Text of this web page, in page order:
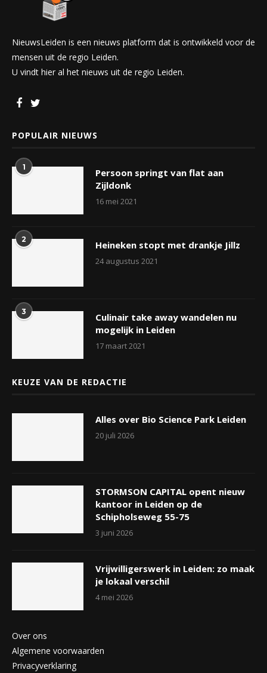
NieuwsLeiden is een nieuws platform dat is ontwikkeld voor de
mensen uit de regio Leiden.
U vindt hier al het nieuws uit de regio Leiden.
POPULAIR NIEUWS
1
Persoon springt van flat aan
Zijldonk
16 mei 2021
2 Heineken stopt met drankje Jillz
24 augustus 2021
3
Culinair take away wandelen nu
mogelijk in Leiden
17 maart 2021
KEUZE VAN DE REDACTIE
Alles over Bio Science Park Leiden
20 juli 2026
STORMSON CAPITAL opent nieuw
kantoor in Leiden op de
Schipholseweg 55-75
3 juni 2026
Vrijwilligerswerk in Leiden: zo maak
je lokaal verschil
4 mei 2026
Over ons
Algemene voorwaarden
Privacyverklaring